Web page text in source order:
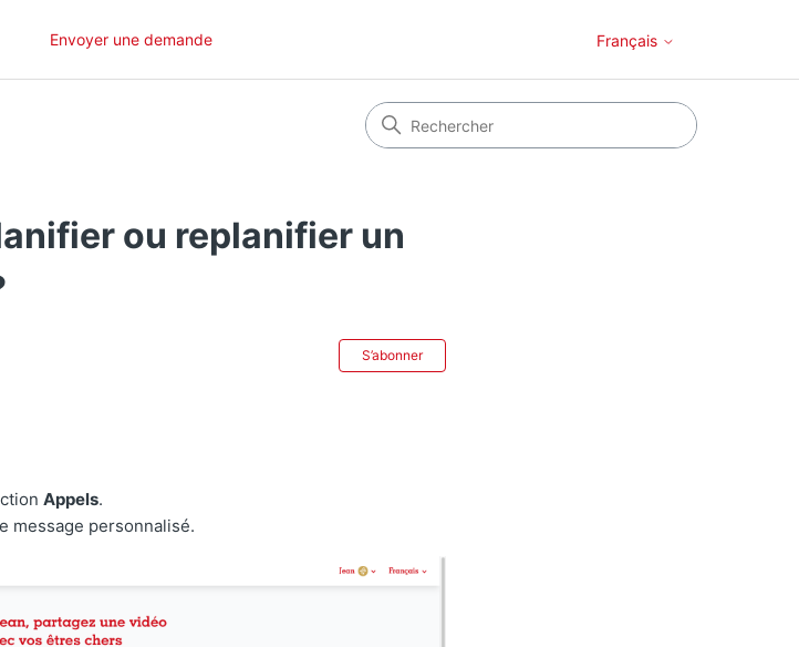
Envoyer une demande Français
ou replanifier un
S’abonner
Appels.
message personnalisé.